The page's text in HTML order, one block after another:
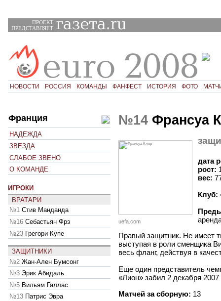
ПРОЕКТ
ПРЕДСТАВЛЯЕТ
НОВОСТИ РОССИЯ КОМАНДЫ ФАНФЕСТ ИСТОРИЯ ФОТО
Франция
НАДЕЖДА
ЗВЕЗДА
СЛАБОЕ ЗВЕНО
О КОМАНДЕ
ИГРОКИ
ВРАТАРИ
№1 Стив Манданда
№16 Себастьян Фрэ
№23 Грегори Купе
ЗАЩИТНИКИ
№2 Жан-Ален Бумсонг
№3 Эрик Абидаль
№5 Вильям Галлас
№13 Патрис Эвра
№14 Франсуа
uefa.com
дата
рост:
вес:
Клуб:
Правый защитник. Не имеет
выступая в роли сменщика
весь фланг, действуя в
Еще один представитель
«Лион» забил 2 декабря
Матчей за сборную: 13